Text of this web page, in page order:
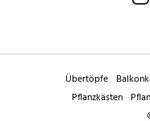
Übertöpfe
Pflanzkästen